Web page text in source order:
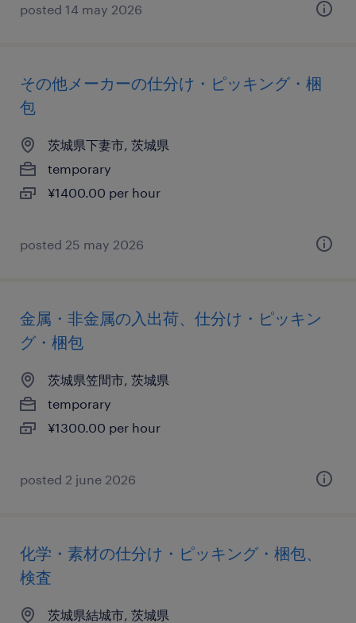
posted 14 may 2026
その他メーカーの仕分け・ピッキング・梱
包
茨城県下妻市, 茨城県
temporary
¥1400.00 per hour
posted 25 may 2026
金属・非金属の入出荷、仕分け・ピッキン
グ・梱包
茨城県笠間市, 茨城県
temporary
¥1300.00 per hour
posted 2 june 2026
化学・素材の仕分け・ピッキング・梱包、
検査
茨城県結城市, 茨城県